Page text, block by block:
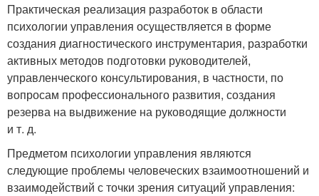
Практическая реализация разработок в области
психологии управления осуществляется в форме
создания диагностического инструментария, разработки
активных методов подготовки руководителей,
управленческого консультирования, в частности, по
вопросам профессионального развития, создания
резерва на выдвижение на руководящие должности
и т. д.
Предметом психологии управления являются
следующие проблемы человеческих взаимоотношений и
взаимодействий с точки зрения ситуаций управления: